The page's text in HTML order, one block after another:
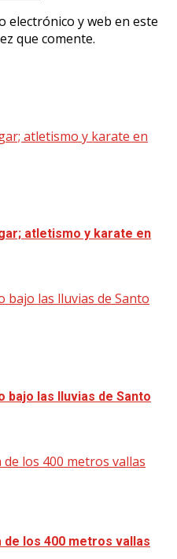
electrónico y web en este
que comente.
atletismo y karate en
atletismo y karate en
las lluvias de Santo
bajo las lluvias de Santo
los 400 metros vallas
de los 400 metros vallas